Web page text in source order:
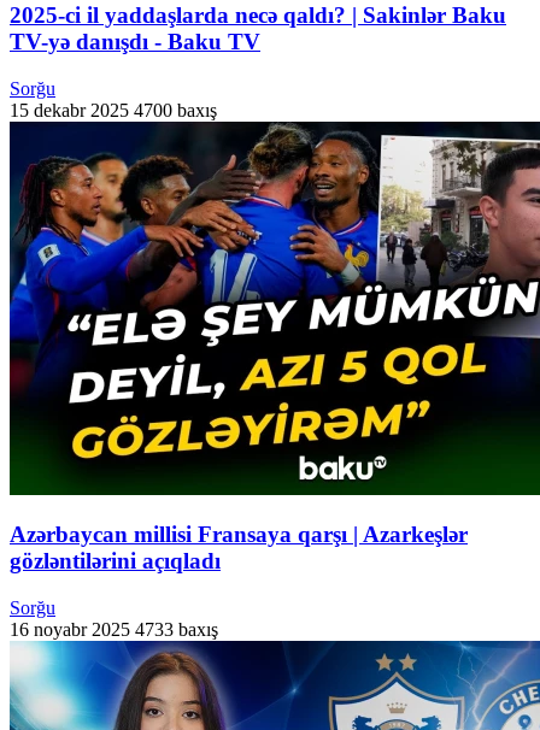
2025-ci il yaddaşlarda necə qaldı? | Sakinlər Baku
TV-yə danışdı - Baku TV
Sorğu
15 dekabr 2025 4700 baxış
Azərbaycan millisi Fransaya qarşı | Azarkeşlər
gözləntilərini açıqladı
Sorğu
16 noyabr 2025 4733 baxış